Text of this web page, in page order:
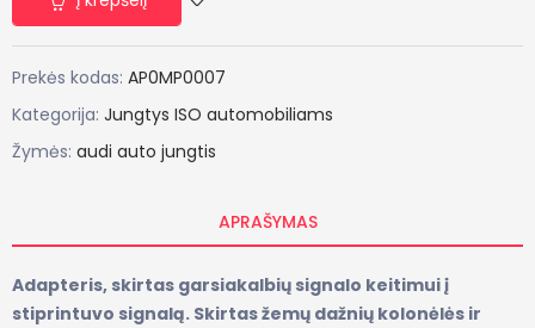
Prekės kodas: AP0MP0007
Kategorija: Jungtys ISO automobiliams
Žymės: audi auto jungtis
APRAŠYMAS
Adapteris, skirtas garsiakalbių signalo keitimui į
stiprintuvo signalą. Skirtas žemų dažnių kolonėlės ir